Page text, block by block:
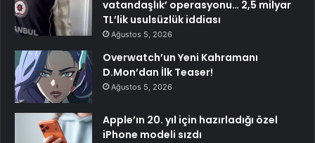
vatandaşlık’ operasyonu… 2,5 milyar
TL’lik usulsüzlük iddiası
Ağustos 5, 2026
Overwatch’un Yeni Kahramanı
D.Mon’dan İlk Teaser!
Ağustos 5, 2026
Apple’ın 20. yıl için hazırladığı özel
iPhone modeli sızdı